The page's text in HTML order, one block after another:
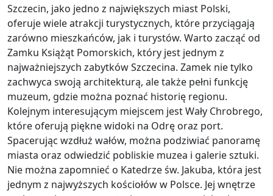
Szczecin, jako jedno z największych miast Polski,
oferuje wiele atrakcji turystycznych, które przyciągają
zarówno mieszkańców, jak i turystów. Warto zacząć od
Zamku Książąt Pomorskich, który jest jednym z
najważniejszych zabytków Szczecina. Zamek nie tylko
zachwyca swoją architekturą, ale także pełni funkcję
muzeum, gdzie można poznać historię regionu.
Kolejnym interesującym miejscem jest Wały Chrobrego,
które oferują piękne widoki na Odrę oraz port.
Spacerując wzdłuż wałów, można podziwiać panoramę
miasta oraz odwiedzić pobliskie muzea i galerie sztuki.
Nie można zapomnieć o Katedrze św. Jakuba, która jest
jednym z najwyższych kościołów w Polsce. Jej wnętrze